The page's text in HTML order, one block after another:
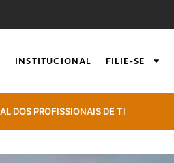
INSTITUCIONAL FILIE-SE
DOS PROFISSIONAIS DE TI